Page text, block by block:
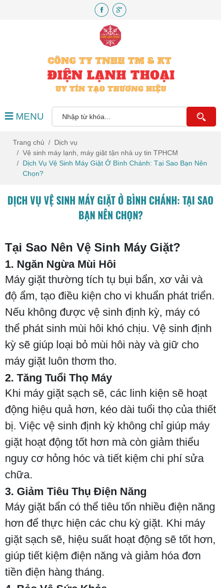
MENU
Trang chủ
Dịch vụ
Vệ sinh máy lạnh, máy giặt tận nhà uy tin TPHCM
Dịch Vụ Vệ Sinh Máy Giặt Ở Bình Chánh: Tại Sao Bạn Nên
Chọn?
DỊCH VỤ VỆ SINH MÁY GIẶT Ở BÌNH CHÁNH: TẠI SAO
BẠN NÊN CHỌN?
Tại Sao Nên Vệ Sinh Máy Giặt?
1. Ngăn Ngừa Mùi Hôi
Máy giặt thường tích tụ bụi bẩn, xơ vải và
độ ẩm, tạo điều kiện cho vi khuẩn phát triển.
Nếu không được vệ sinh định kỳ, máy có
thể phát sinh mùi hôi khó chịu. Vệ sinh định
kỳ sẽ giúp loại bỏ mùi hôi này và giữ cho
máy giặt luôn thơm tho.
2. Tăng Tuổi Thọ Máy
Khi máy giặt sạch sẽ, các linh kiện sẽ hoạt
động hiệu quả hơn, kéo dài tuổi thọ của thiết
bị. Việc vệ sinh định kỳ không chỉ giúp máy
giặt hoạt động tốt hơn mà còn giảm thiểu
nguy cơ hỏng hóc và tiết kiệm chi phí sửa
chữa.
3. Giảm Tiêu Thụ Điện Năng
Máy giặt bẩn có thể tiêu tốn nhiều điện năng
hơn để thực hiện các chu kỳ giặt. Khi máy
giặt sạch sẽ, hiệu suất hoạt động sẽ tốt hơn,
giúp tiết kiệm điện năng và giảm hóa đơn
tiền điện hàng tháng.